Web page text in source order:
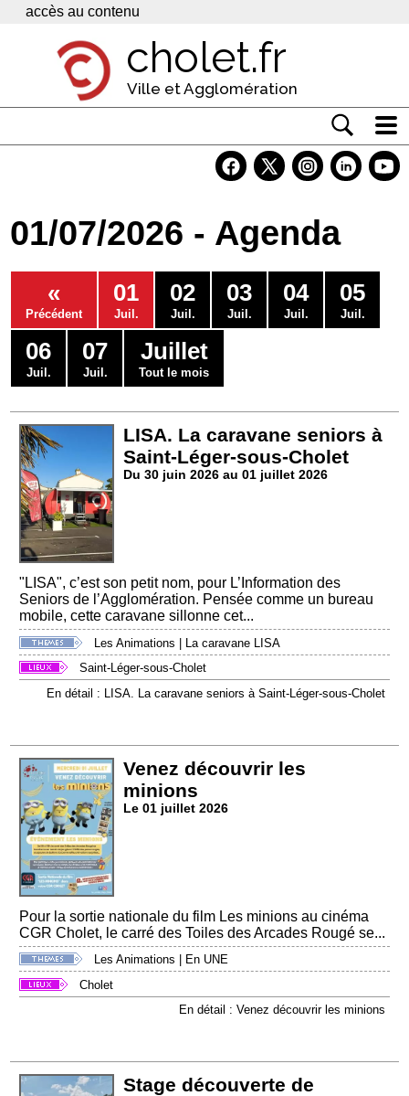
Panneau de gestion des cookies
accès au contenu
cholet.fr
Ville et Agglomération
Economie
Services
Contacts
01/07/2026 - Agenda
«
Précédent
01
Juil.
02
Juil.
03
Juil.
04
Juil.
05
Juil.
06
Juil.
07
Juil.
Juillet
Tout le mois
LISA. La caravane seniors à
Saint-Léger-sous-Cholet
Du 30 juin 2026 au 01 juillet 2026
"LISA", c’est son petit nom, pour L’Information des
Seniors de l’Agglomération. Pensée comme un bureau
mobile, cette caravane sillonne cet...
Les Animations | La caravane LISA
Saint-Léger-sous-Cholet
En détail : LISA. La caravane seniors à Saint-Léger-sous-Cholet
Venez découvrir les
minions
Le 01 juillet 2026
Pour la sortie nationale du film Les minions au cinéma
CGR Cholet, le carré des Toiles des Arcades Rougé se...
Les Animations
En UNE
Cholet
En détail : Venez découvrir les minions
Stage découverte de